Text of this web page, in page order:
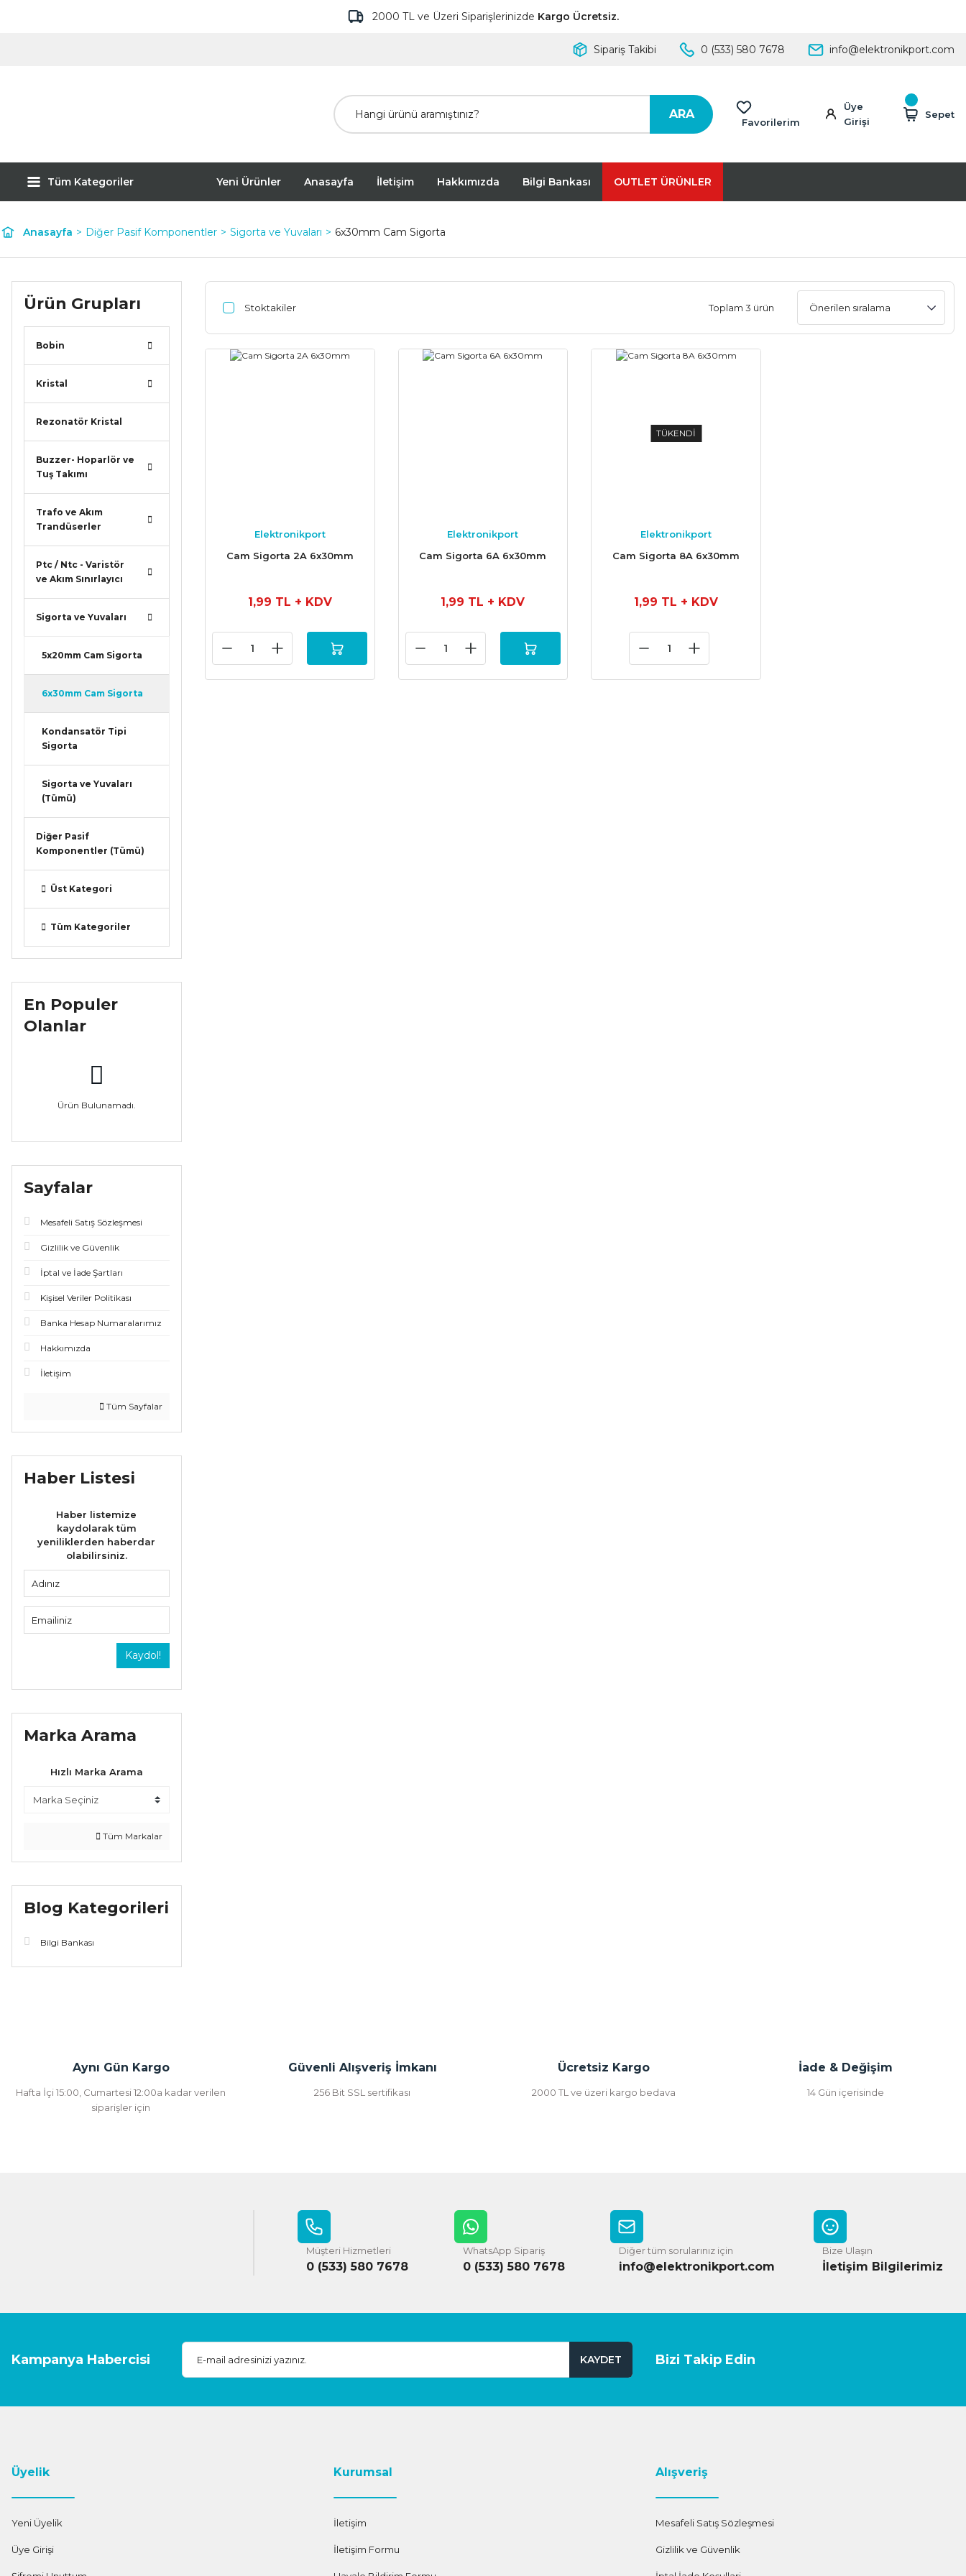
2000 TL ve Üzeri Siparişlerinizde Kargo Ücretsiz.
Sipariş Takibi 0 (533) 580 7678 info@elektronikport.com
ARA
Favorilerim
Üye
Girişi
Sepet
Tüm Kategoriler Yeni Ürünler Anasayfa İletişim Hakkımızda Bilgi Bankası OUTLET ÜRÜNLER
Anasayfa Diğer Pasif Komponentler Sigorta ve Yuvaları 6x30mm Cam Sigorta
Ürün Grupları
Bobin
Kristal
Rezonatör Kristal
Buzzer- Hoparlör ve
Tuş Takımı
Trafo ve Akım
Trandüserler
Ptc / Ntc - Varistör
ve Akım Sınırlayıcı
Sigorta ve Yuvaları
5x20mm Cam Sigorta
6x30mm Cam Sigorta
Kondansatör Tipi
Sigorta
Sigorta ve Yuvaları
(Tümü)
Diğer Pasif
Komponentler (Tümü)
Üst Kategori
Tüm Kategoriler
En Populer
Olanlar
Ürün Bulunamadı.
Sayfalar
Mesafeli Satış Sözleşmesi
Gizlilik ve Güvenlik
İptal ve İade Şartları
Kişisel Veriler Politikası
Banka Hesap Numaralarımız
Hakkımızda
İletişim
Tüm Sayfalar
Haber Listesi
Haber listemize
kaydolarak tüm
yeniliklerden haberdar
olabilirsiniz.
Kaydol!
Marka Arama
Hızlı Marka Arama
Tüm Markalar
Blog Kategorileri
Bilgi Bankası
Stoktakiler Toplam 3 ürün
Elektronikport
Cam Sigorta 2A 6x30mm
1,99 TL + KDV
Elektronikport
Cam Sigorta 6A 6x30mm
1,99 TL + KDV
TÜKENDİ
Elektronikport
Cam Sigorta 8A 6x30mm
1,99 TL + KDV
Aynı Gün Kargo
Hafta İçi 15:00, Cumartesi 12:00a kadar verilen
siparişler için
Güvenli Alışveriş İmkanı
256 Bit SSL sertifikası
Ücretsiz Kargo
2000 TL ve üzeri kargo bedava
İade & Değişim
14 Gün içerisinde
Müşteri Hizmetleri
0 (533) 580 7678
WhatsApp Sipariş
0 (533) 580 7678
Diğer tüm sorularınız için
info@elektronikport.com
Bize Ulaşın
İletişim Bilgilerimiz
Kampanya Habercisi KAYDET Bizi Takip Edin
Üyelik
Yeni Üyelik
Üye Girişi
Kurumsal
İletişim
İletişim Formu
Alışveriş
Mesafeli Satış Sözleşmesi
Gizlilik ve Güvenlik